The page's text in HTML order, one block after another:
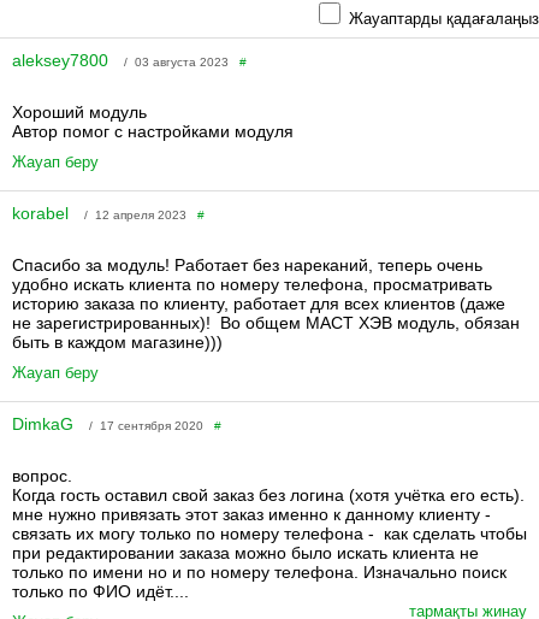
Жауаптарды қадағалаңыз
aleksey7800 / 03 августа 2023 #
Хороший модуль
Автор помог с настройками модуля
Жауап беру
korabel / 12 апреля 2023 #
Спасибо за модуль! Работает без нареканий, теперь очень
удобно искать клиента по номеру телефона, просматривать
историю заказа по клиенту, работает для всех клиентов (даже
не зарегистрированных)! Во общем МАСТ ХЭВ модуль, обязан
быть в каждом магазине)))
Жауап беру
DimkaG / 17 сентября 2020 #
вопрос.
Когда гость оставил свой заказ без логина (хотя учётка его есть).
мне нужно привязать этот заказ именно к данному клиенту -
связать их могу только по номеру телефона - как сделать чтобы
при редактировании заказа можно было искать клиента не
только по имени но и по номеру телефона. Изначально поиск
только по ФИО идёт....
тармақты жинау